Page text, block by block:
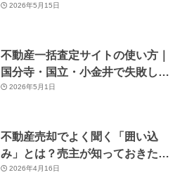
選び方
2026年5月15日
不動産一括査定サイトの使い方｜
国分寺・国立・小金井で失敗しな
い売却方法
2026年5月1日
不動産売却でよく聞く「囲い込
み」とは？売主が知っておきたい
注意点
2026年4月16日